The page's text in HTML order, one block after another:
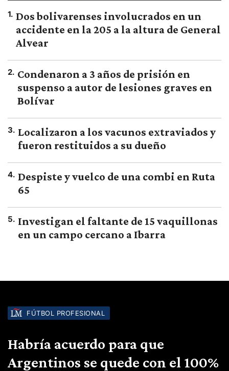
1. Dos bolivarenses involucrados en un
accidente en la 205 a la altura de General
Alvear
2. Condenaron a 3 años de prisión en
suspenso a autor de lesiones graves en
Bolívar
3. Localizaron a los vacunos extraviados y
fueron restituidos a su dueño
4. Despiste y vuelco de una combi en Ruta
65
5. Investigan el faltante de 15 vaquillonas
en un campo cercano a Ibarra
FÚTBOL PROFESIONAL
Habría acuerdo para que
Argentinos se quede con el 100%